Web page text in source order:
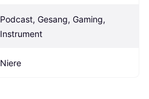
Podcast, Gesang, Gaming,
Instrument
Niere